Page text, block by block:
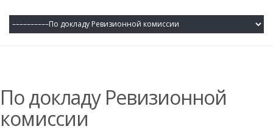
По докладу Ревизионной
комиссии